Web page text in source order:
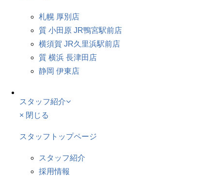
札幌 厚別店
質 小田原 JR鴨宮駅前店
横須賀 JR久里浜駅前店
質 横浜 長津田店
静岡 伊東店
スタッフ紹介
× 閉じる
スタッフトップページ
スタッフ紹介
採用情報